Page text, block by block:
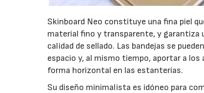
Skinboard Neo constituye una fina piel
material fino y transparente, y garantiza
calidad de sellado. Las bandejas se
espacio y, al mismo tiempo, aportar a
forma horizontal en las estanterías.
Su diseño minimalista es idóneo para